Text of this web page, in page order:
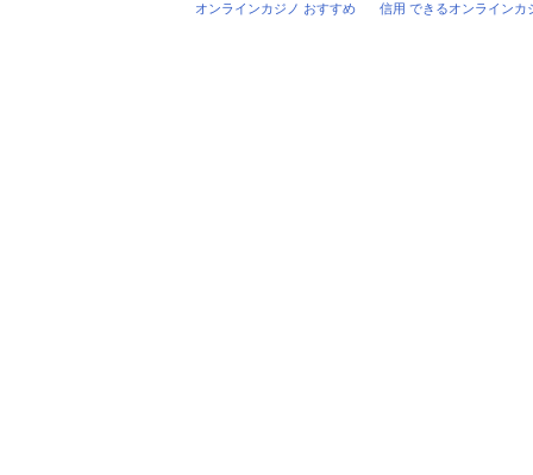
オンラインカジノ おすすめ 信用 できるオンラインカ